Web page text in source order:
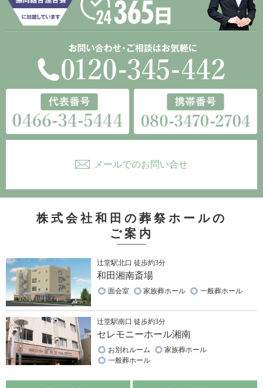
メールでのお問い合せ
株式会社和田の葬祭ホールの
ご案内
辻堂駅北口 徒歩約3分
和田湘南斎場
面会室 家族葬ホール 一般葬ホール
辻堂駅南口 徒歩約3分
セレモニーホール湘南
お別れルーム
家族葬ホール
一般葬ホール